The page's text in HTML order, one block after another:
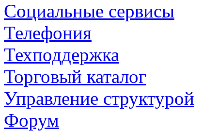
Социальные сервисы
Телефония
Техподдержка
Торговый каталог
Управление структурой
Форум